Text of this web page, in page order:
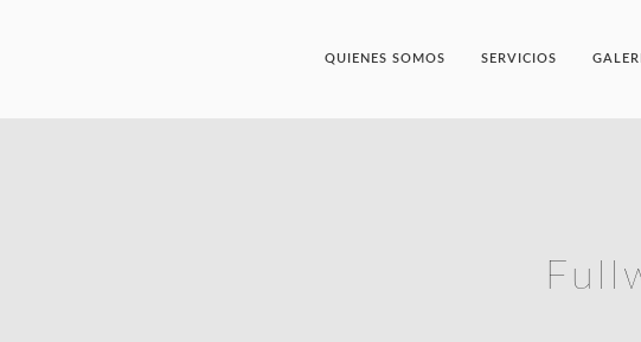
QUIENES SOMOS SERVICIOS